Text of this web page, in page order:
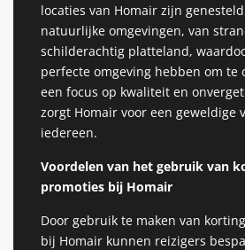
locaties van Homair zijn
natuurlijke omgevingen, van
schilderachtig platteland,
perfecte omgeving hebben om te
een focus op kwaliteit en
zorgt Homair voor een geweldige
iedereen.
Voordelen van het gebruik van
promoties bij Homair
Door gebruik te maken van
bij Homair kunnen reizigers